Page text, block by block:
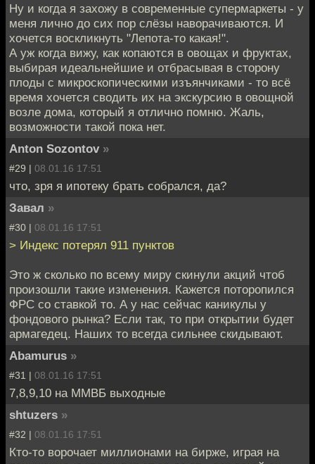
Ну и когда я захожу в современные супермаркеты - у
меня лично до сих пор слёзы наворачиваются. И
хочется воскликнуть "Лепота-то какая!".
А уж когда вижу, как копаются в овощах и фруктах,
выбирая идеальнейшие и отбрасывая в сторону
плоды с микроскопическими изъянчиками - то всё
время хочется сводить их на экскурсию в овощной
возле дома, который я отлично помню. Жаль,
возможности такой пока нет.
Anton Sozontov »
#29 | 08.01.16 17:51
что, зря я ипотеку брать собрался, да?
Завал »
#30 | 08.01.16 17:51
> Индекс потерял 911 пунктов
Это ж сколько по всему миру скинули акций чтоб
произошли такие изменения. Кажется поторопился
ФРС со ставкой то. А у нас сейчас каникулы у
фондового рынка? Если так, то при открытии будет
армагедец. Наших то всегда сильнее скидывают.
Abamurus »
#31 | 08.01.16 17:51
7,8,9,10 на ММВБ выходные
shtuzers »
#32 | 08.01.16 17:51
Кто-то ворочает миллионами на бирже, играя на